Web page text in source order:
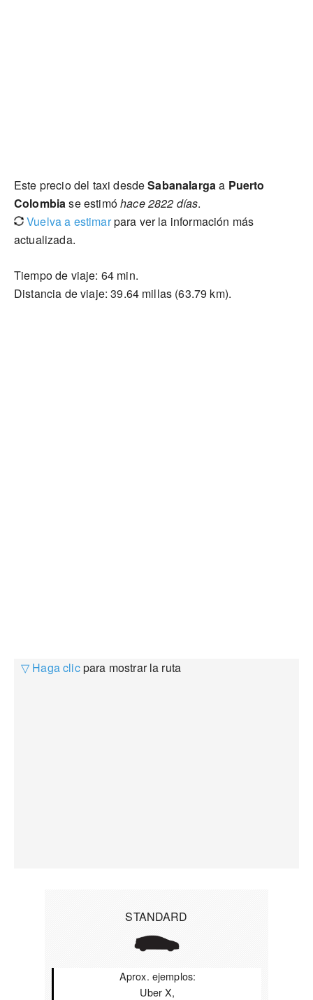
Este precio del taxi desdeSabanalargaa Puerto
Colombiase estimóhace 2822 días.
Vuelva a estimarpara ver la información más
actualizada.
Tiempo de viaje: 64 min.
Distancia de viaje: 39.64 millas (63.79 km).
▽ Haga clicpara mostrar la ruta
STANDARD
Aprox. ejemplos:
Uber X,